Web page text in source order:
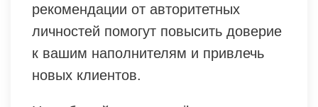
рекомендации от авторитетных
личностей помогут повысить доверие
к вашим наполнителям и привлечь
новых клиентов.